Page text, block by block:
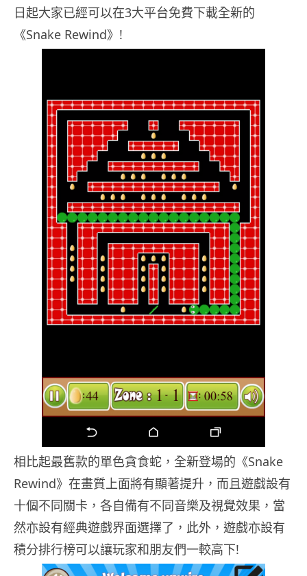
日起大家已經可以在3大平台免費下載全新的
《Snake Rewind》!
相比起最舊款的單色貪食蛇，全新登場的《Snake
Rewind》在畫質上面將有顯著提升，而且遊戲設有
十個不同關卡，各自備有不同音樂及視覺效果，當
然亦設有經典遊戲界面選擇了，此外，遊戲亦設有
積分排行榜可以讓玩家和朋友們一較高下!